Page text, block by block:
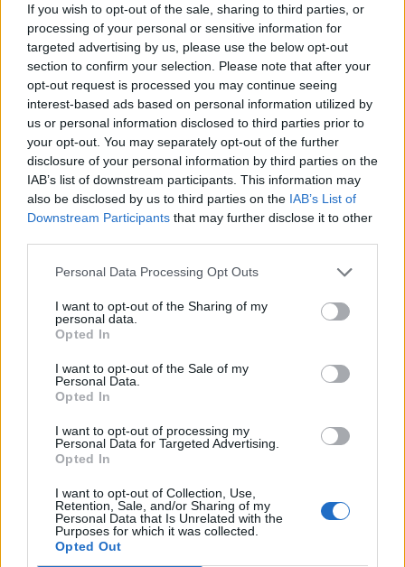
If you wish to opt-out of the sale, sharing to third parties, or
processing of your personal or sensitive information for
targeted advertising by us, please use the below opt-out
section to confirm your selection. Please note that after your
opt-out request is processed you may continue seeing
interest-based ads based on personal information utilized by
us or personal information disclosed to third parties prior to
your opt-out. You may separately opt-out of the further
disclosure of your personal information by third parties on the
IAB’s list of downstream participants. This information may
also be disclosed by us to third parties on the IAB’s List of
Downstream Participants that may further disclose it to other
Personal Data Processing Opt Outs
I want to opt-out of the Sharing of my
personal data.
Opted In
I want to opt-out of the Sale of my
Personal Data.
Opted In
I want to opt-out of processing my
Personal Data for Targeted Advertising.
Opted In
I want to opt-out of Collection, Use,
Retention, Sale, and/or Sharing of my
Personal Data that Is Unrelated with the
Purposes for which it was collected.
Opted Out
Δείτε όλες τις τελευταίες επιχειρηματικές
Ειδήσεις από την Ελλάδα και τον κόσμο στο
Σχολιάστε
... σχόλια| Κάνε click για να σχολιάσεις